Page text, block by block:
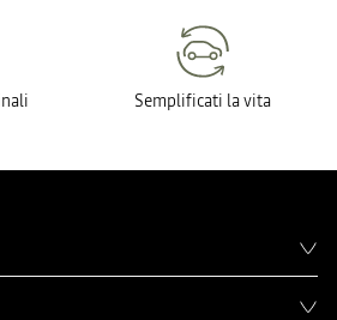
Semplificati la vita